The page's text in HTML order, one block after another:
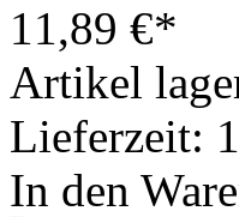
11,89 €*
Artikel
Lieferzeit:
In den